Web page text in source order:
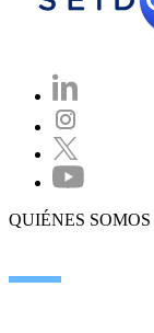
QUIÉNES SOMOS